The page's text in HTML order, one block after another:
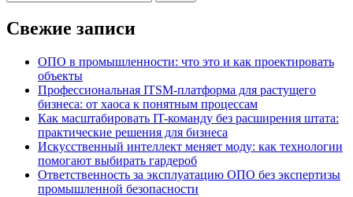
Свежие записи
ОПО в промышленности: что это и как проектировать
объекты
Профессиональная ITSM-платформа для растущего
бизнеса: от хаоса к понятным процессам
Как масштабировать IT-команду без расширения штата:
практические решения для бизнеса
Искусственный интеллект меняет моду: как технологии
помогают выбирать гардероб
Ответственность за эксплуатацию ОПО без экспертизы
промышленной безопасности